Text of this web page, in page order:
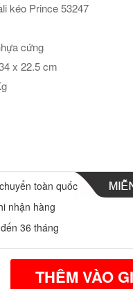
kéo Prince 53247
cứng
x 22.5 cm
toàn quốc
nhận hàng
36 tháng
THÊM VÀO